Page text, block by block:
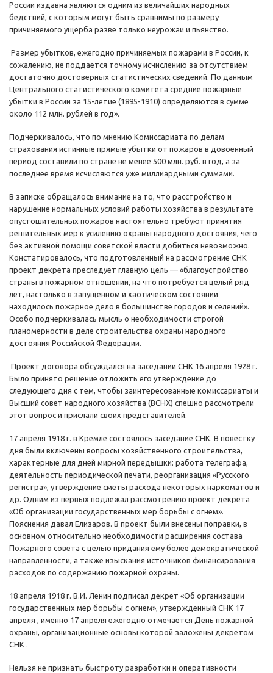
России издавна являются одним из величайших народных
бедствий, с которым могут быть сравнимы по размеру
причиняемого ущерба разве только неурожаи и пьянство.
Размер убытков, ежегодно причиняемых пожарами в России, к
сожалению, не поддается точному исчислению за отсутствием
достаточно достоверных статистических сведений. По данным
Центрального статистического комитета средние пожарные
убытки в России за 15-летие (1895-1910) определяются в сумме
около 112 млн. рублей в год».
Подчеркивалось, что по мнению Комиссариата по делам
страхования истинные прямые убытки от пожаров в довоенный
период составили по стране не менее 500 млн. руб. в год, а за
последнее время исчисляются уже миллиардными суммами.
В записке обращалось внимание на то, что расстройство и
нарушение нормальных условий работы хозяйства в результате
опустошительных пожаров настоятельно требуют принятия
решительных мер к усилению охраны народного достояния, чего
без активной помощи советской власти добиться невозможно.
Констатировалось, что подготовленный на рассмотрение СНК
проект декрета преследует главную цель — «благоустройство
страны в пожарном отношении, на что потребуется целый ряд
лет, настолько в запущенном и хаотическом состоянии
находилось пожарное дело в большинстве городов и селений».
Особо подчеркивалась мысль о необходимости строгой
планомерности в деле строительства охраны народного
достояния Российской Федерации.
Проект договора обсуждался на заседании СНК 16 апреля 1928 г.
Было принято решение отложить его утверждение до
следующего дня с тем, чтобы заинтересованные комиссариаты и
Высший совет народного хозяйства (ВСНХ) спешно рассмотрели
этот вопрос и прислали своих представителей.
17 апреля 1918 г. в Кремле состоялось заседание СНК. В повестку
дня были включены вопросы хозяйственного строительства,
характерные для дней мирной передышки: работа телеграфа,
деятельность периодической печати, реорганизация «Русского
регистра», утверждение сметы расхода некоторых наркоматов и
др. Одним из первых подлежал рассмотрению проект декрета
«Об организации государственных мер борьбы с огнем».
Пояснения давал Елизаров. В проект были внесены поправки, в
основном относительно необходимости расширения состава
Пожарного совета с целью придания ему более демократической
направленности, а также изыскания источников финансирования
расходов по содержанию пожарной охраны.
18 апреля 1918 г. В.И. Ленин подписал декрет «Об организации
государственных мер борьбы с огнем», утвержденный СНК 17
апреля , именно 17 апреля ежегодно отмечается День пожарной
охраны, организационные основы которой заложены декретом
СНК .
Нельзя не признать быстроту разработки и оперативности